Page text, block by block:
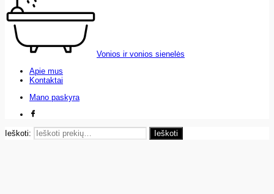
Vonios ir vonios sienelės
Apie mus
Kontaktai
Mano paskyra
Ieškoti: Ieškoti